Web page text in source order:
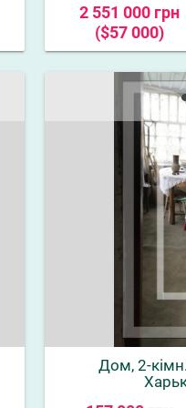
2 551 000 грн
($57 000)
Дом, 2-